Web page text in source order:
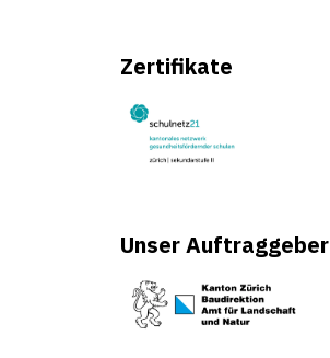
Zertifikate
Unser Auftraggeber